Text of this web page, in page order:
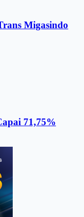
Migasindo
71,75%